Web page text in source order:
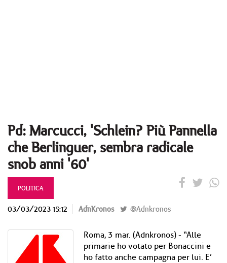
Pd: Marcucci, 'Schlein? Più Pannella
che Berlinguer, sembra radicale
snob anni '60'
POLITICA
03/03/2023 15:12 AdnKronos @Adnkronos
Roma, 3 mar. (Adnkronos) - “Alle
primarie ho votato per Bonaccini e
ho fatto anche campagna per lui. E’